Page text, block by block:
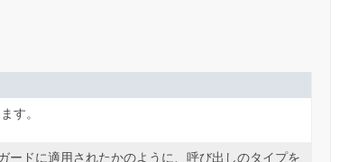
す。
ードに適用されたかのように、呼び出しのタイプを